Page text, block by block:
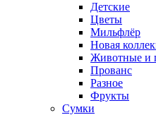
Детские
Цветы
Мильфлёр
Новая
Животные и
Прованс
Разное
Фрукты
Сумки